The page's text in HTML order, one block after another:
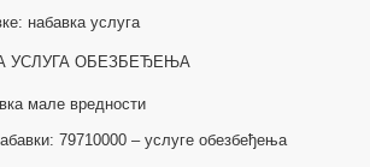
набавка услуга
УСЛУГА ОБЕЗБЕЂЕЊА
мале вредности
79710000 – услуге обезбеђења